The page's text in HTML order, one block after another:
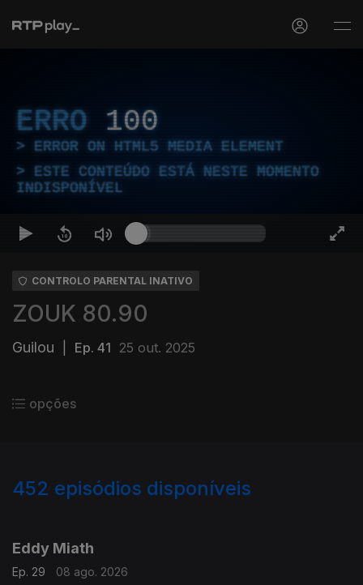
ERRO 100
ERROR ON HTML5 MEDIA ELEMENT
ESTE CONTEÚDO ESTÁ NESTE MOMENTO
INDISPONÍVEL
CONTROLO PARENTAL INATIVO
ZOUK 80.90
Guilou Ep. 41 25 out. 2025
opções
452 episódios disponíveis
Eddy Miath
Ep. 29
08 ago. 2026